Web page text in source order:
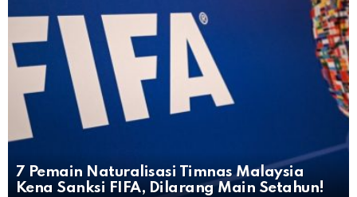
7 Pemain Naturalisasi Timnas Malaysia
Kena Sanksi FIFA, Dilarang Main Setahun!